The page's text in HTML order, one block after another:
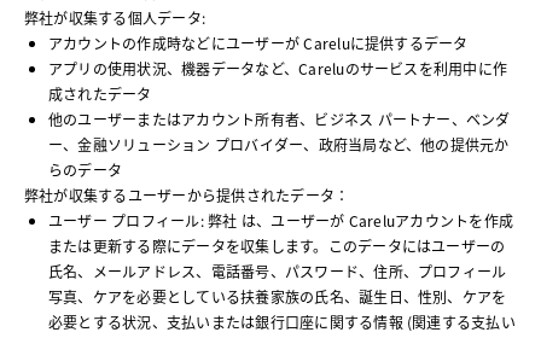
弊社が収集する個人データ:
アカウントの作成時などにユーザーが Careluに提供するデータ
アプリの使用状況、機器データなど、Careluのサービスを利用中に作
成されたデータ
他のユーザーまたはアカウント所有者、ビジネス パートナー、ベンダ
ー、金融ソリューション プロバイダー、政府当局など、他の提供元か
らのデータ
弊社が収集するユーザーから提供されたデータ：
ユーザー プロフィール: 弊社 は、ユーザーが Careluアカウントを作成
または更新する際にデータを収集します。このデータにはユーザーの
氏名、メールアドレス、電話番号、パスワード、住所、プロフィール
写真、ケアを必要としている扶養家族の氏名、誕生日、性別、ケアを
必要とする状況、支払いまたは銀行口座に関する情報 (関連する支払い